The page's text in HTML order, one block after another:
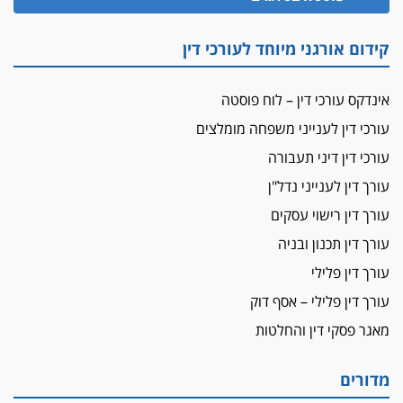
מאסר לעורך הדין
פיקטיביות בשם פלסטינים
על המידתיות
ביה"ד המשמעתי ביטל השעיה לצמיתות של
עורכת-דין שהביעה שמחה ב-7 באוקטובר
אשם
עו"ד הלל בבייב הורשע בהונאת עשרות לקוחות,
ההסדר: 7-9 שנות מאסר
דין ומקרקעין
עורך דין ברמת השרון נחקר בחשד למרמה בעסקת
תובעת משטרתית פוטרה בחשד לעישון סמים
שנחשף בפעילות בלשים בטלגרם
קידום אורגני מיוחד לעורכי דין
אינדקס עורכי דין – לוח פוסטה
עורכי דין לענייני משפחה מומלצים
עורכי דין דיני תעבורה
עורך דין לענייני נדל"ן
עורך דין רישוי עסקים
עורך דין תכנון ובניה
עורך דין פלילי
עורך דין פלילי – אסף דוק
מאגר פסקי דין והחלטות
מדורים